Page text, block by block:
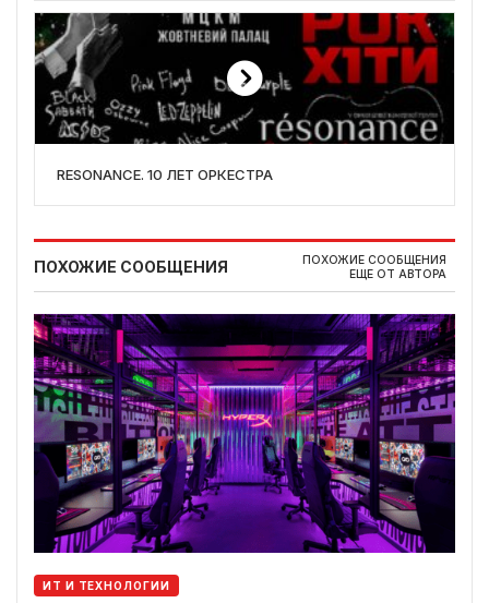
RESONANCE. 10 ЛЕТ ОРКЕСТРА
ПОХОЖИЕ СООБЩЕНИЯ
ПОХОЖИЕ СООБЩЕНИЯ
ЕЩЕ ОТ АВТОРА
ИТ И ТЕХНОЛОГИИ